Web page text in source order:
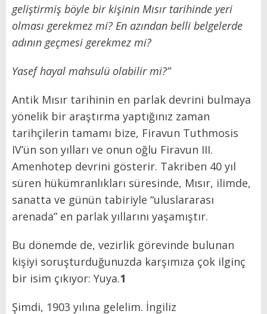
geliştirmiş böyle bir kişinin Mısır tarihinde yeri
olması gerekmez mi? En azından belli belgelerde
adının geçmesi gerekmez mi?
Yasef hayal mahsulü olabilir mi?”
Antik Mısır tarihinin en parlak devrini bulmaya
yönelik bir araştırma yaptığınız zaman
tarihçilerin tamamı bize, Firavun Tuthmosis
IV’ün son yılları ve onun oğlu Firavun III.
Amenhotep devrini gösterir. Takriben 40 yıl
süren hükümranlıkları süresinde, Mısır, ilimde,
sanatta ve günün tabiriyle “uluslararası
arenada” en parlak yıllarını yaşamıştır.
Bu dönemde de, vezirlik görevinde bulunan
kişiyi soruşturduğunuzda karşımıza çok ilginç
bir isim çıkıyor: Yuya.1
Şimdi, 1903 yılına gelelim. İngiliz